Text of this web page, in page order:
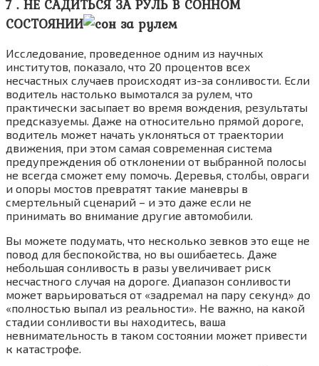
7 . НЕ САДИТЬСЯ ЗА РУЛЬ В СОННОМ
СОСТОЯНИИ
Исследование, проведенное одним из научных
институтов, показало, что 20 процентов всех
несчастных случаев происходят из-за сонливости. Если
водитель настолько вымотался за рулем, что
практически засыпает во время вождения, результаты
предсказуемы. Даже на относительно прямой дороге,
водитель может начать уклоняться от траектории
движения, при этом самая современная система
предупреждения об отклонении от выбранной полосы
не всегда сможет ему помочь. Деревья, столбы, овраги
и опоры мостов превратят такие маневры в
смертельный сценарий – и это даже если не
принимать во внимание другие автомобили.
Вы можете подумать, что несколько зевков это еще не
повод для беспокойства, но вы ошибаетесь. Даже
небольшая сонливость в разы увеличивает риск
несчастного случая на дороге. Диапазон сонливости
может варьироваться от «задремал на пару секунд» до
«полностью выпал из реальности». Не важно, на какой
стадии сонливости вы находитесь, ваша
невнимательность в таком состоянии может привести
к катастрофе.